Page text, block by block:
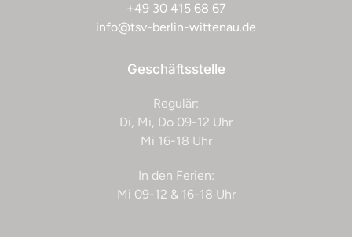
+49 30 415 68 67
info@tsv-berlin-wittenau.de
Geschäftsstelle
Regulär:
Di, Mi, Do 09-12 Uhr
Mi 16-18 Uhr
In den Ferien:
Mi 09-12 & 16-18 Uhr